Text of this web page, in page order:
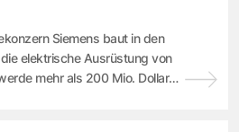
Siemens baut in den
elektrische Ausrüstung von
mehr als 200 Mio. Dollar